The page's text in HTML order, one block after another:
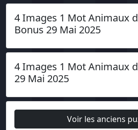
4 Images 1 Mot Animaux
Bonus 29 Mai 2025
4 Images 1 Mot Animaux
29 Mai 2025
Voir les anciens